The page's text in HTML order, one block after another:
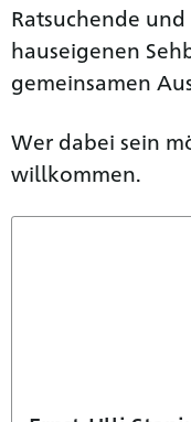
Ratsuchende
hauseigenen
gemeinsamen
Wer dabei sein
willkommen.